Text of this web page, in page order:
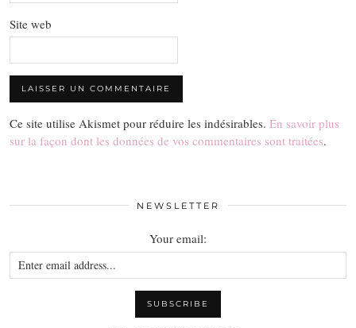
Site web
Ce site utilise Akismet pour réduire les indésirables. En savoir plus
sur la façon dont les données de vos commentaires sont traitées.
NEWSLETTER
Your email: